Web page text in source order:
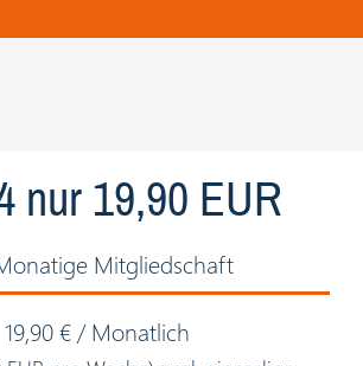
nur 19,90 EUR
Mitgliedschaft
19,90 € / Monatlich